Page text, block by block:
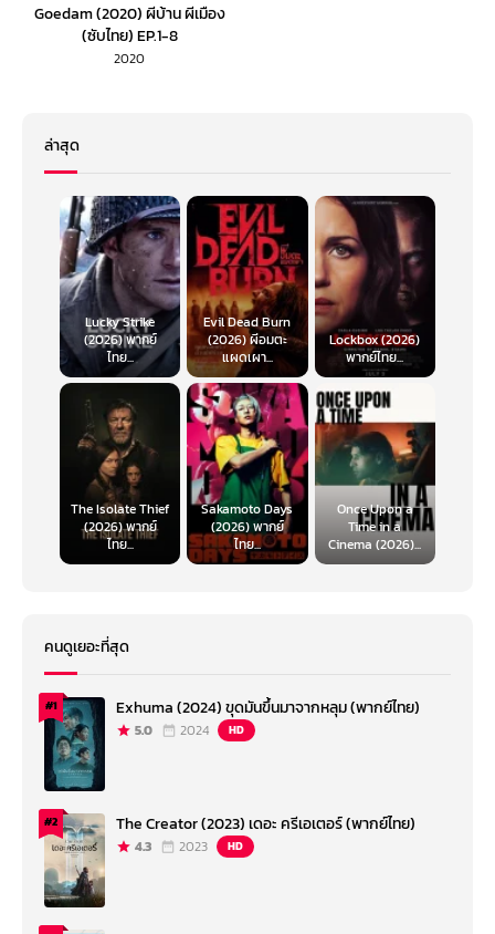
Goedam (2020) ผีบ้าน ผีเมือง
(ซับไทย) EP.1-8
2020
ล่าสุด
Lucky Strike
(2026) พากย์
ไทย...
Evil Dead Burn
(2026) ผีอมตะ
แผดเผา...
Lockbox (2026)
พากย์ไทย...
The Isolate Thief
(2026) พากย์
ไทย...
Sakamoto Days
(2026) พากย์
ไทย...
Once Upon a
Time in a
Cinema (2026)...
คนดูเยอะที่สุด
#1 Exhuma (2024) ขุดมันขึ้นมาจากหลุม (พากย์ไทย)
5.0 2024 HD
#2 The Creator (2023) เดอะ ครีเอเตอร์ (พากย์ไทย)
4.3 2023 HD